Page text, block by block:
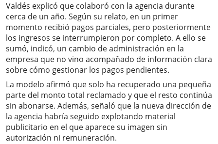
Valdés explicó que colaboró con la agencia durante
cerca de un año. Según su relato, en un primer
momento recibió pagos parciales, pero posteriormente
los ingresos se interrumpieron por completo. A ello se
sumó, indicó, un cambio de administración en la
empresa que no vino acompañado de información clara
sobre cómo gestionar los pagos pendientes.
La modelo afirmó que solo ha recuperado una pequeña
parte del monto total reclamado y que el resto continúa
sin abonarse. Además, señaló que la nueva dirección de
la agencia habría seguido explotando material
publicitario en el que aparece su imagen sin
autorización ni remuneración.